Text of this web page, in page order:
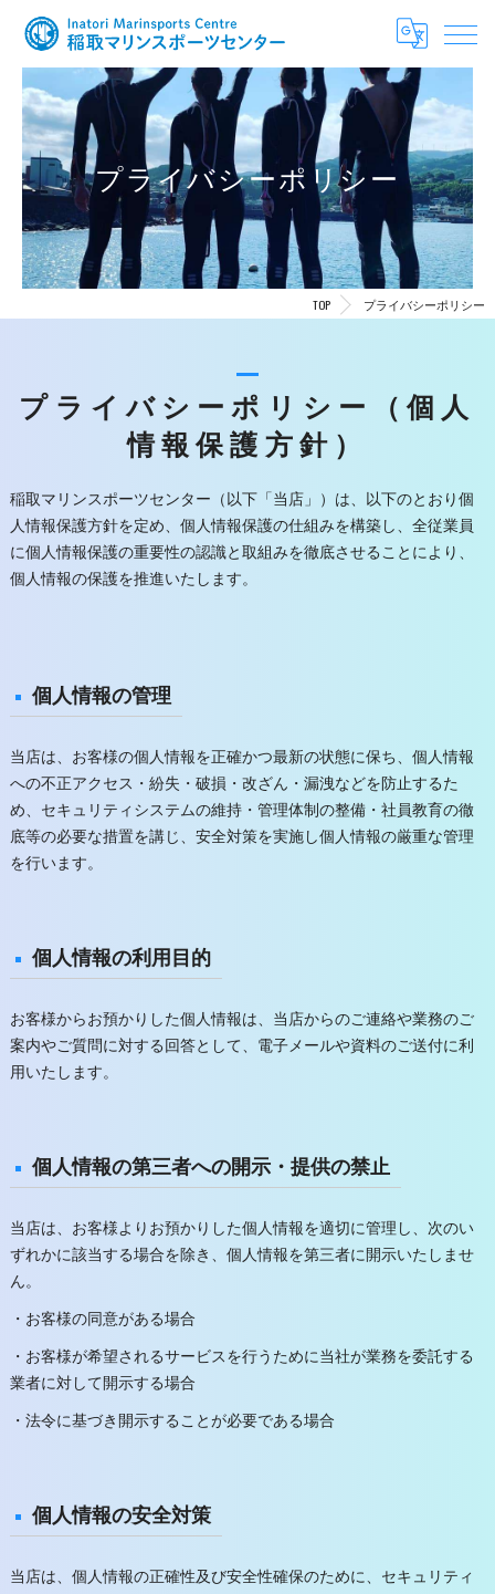
プライバシーポリシー
TOP プライバシーポリシー
プライバシーポリシー（個人
情報保護方針）
稲取マリンスポーツセンター（以下「当店」）は、以下のとおり個
人情報保護方針を定め、個人情報保護の仕組みを構築し、全従業員
に個人情報保護の重要性の認識と取組みを徹底させることにより、
個人情報の保護を推進いたします。
個人情報の管理
当店は、お客様の個人情報を正確かつ最新の状態に保ち、個人情報
への不正アクセス・紛失・破損・改ざん・漏洩などを防止するた
め、セキュリティシステムの維持・管理体制の整備・社員教育の徹
底等の必要な措置を講じ、安全対策を実施し個人情報の厳重な管理
を行います。
個人情報の利用目的
お客様からお預かりした個人情報は、当店からのご連絡や業務のご
案内やご質問に対する回答として、電子メールや資料のご送付に利
用いたします。
個人情報の第三者への開示・提供の禁止
当店は、お客様よりお預かりした個人情報を適切に管理し、次のい
ずれかに該当する場合を除き、個人情報を第三者に開示いたしませ
ん。
・お客様の同意がある場合
・お客様が希望されるサービスを行うために当社が業務を委託する
業者に対して開示する場合
・法令に基づき開示することが必要である場合
個人情報の安全対策
当店は、個人情報の正確性及び安全性確保のために、セキュリティ